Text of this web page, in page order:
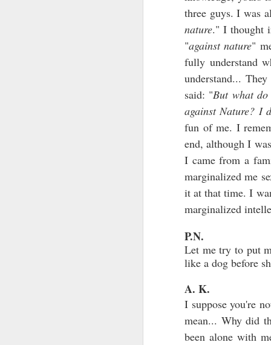
three guys. I was
nature." I thought
"against nature"
fully understand
understand...
said: "But what
against Nature? I
fun of me. I
end, although I
I came from a
marginalized me
it at that time. I
marginalized
P.N.
Let me try to put
like a dog before
A. K.
I suppose you're
mean... Why did
been alone with
«
«
y